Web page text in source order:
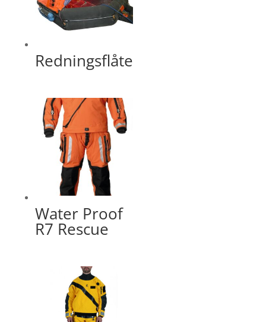
Redningsflåte
Water Proof
R7 Rescue